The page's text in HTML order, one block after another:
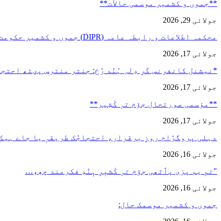
**جموں و كشمیر موسمی حالأت**
جولائی 29, 2026
محکمہ اطلاعات و رابطہ عامہ (DIPR) جموں و کشمیر حکومت طرفہ…
جولائی 17, 2026
*نیشنل کانفرنس کَرِ دِلہِ ہُنٛد رُخ: جنتر منترس پؠٹھ
جولائی 17, 2026
**مؤسمی صورتحال جۆم تہٕ کٔشِیر**
جولائی 17, 2026
دہلی پروگرٛام روزِ برقرار، احتجاجُک طریقہٕ یا جاے
جولائی 16, 2026
"تمِ یم پزی پٲٹھی جۆم تہٕ کٔشیٖرِ ہٕنٛدِ فکرمند چھِ،…
جولائی 16, 2026
جموں و کشمیر موسمک حال: